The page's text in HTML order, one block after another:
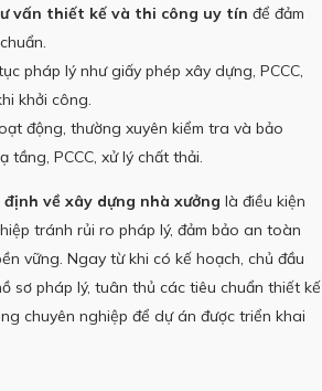
vấn thiết kế và thi công uy tín để đảm
pháp lý như giấy phép xây dựng, PCCC,
khởi công.
động, thường xuyên kiểm tra và bảo
tầng, PCCC, xử lý chất thải.
định về xây dựng nhà xưởng là điều kiện
tránh rủi ro pháp lý, đảm bảo an toàn
vững. Ngay từ khi có kế hoạch, chủ đầu
sơ pháp lý, tuân thủ các tiêu chuẩn thiết kế
chuyên nghiệp để dự án được triển khai